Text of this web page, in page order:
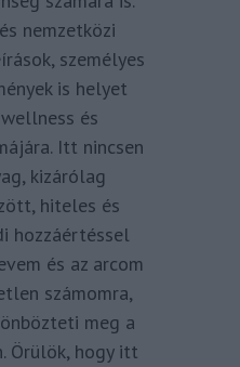
nemzetközi
személyes
is helyet
wellness és
Itt nincsen
kizárólag
hiteles és
hozzáértéssel
és az arcom
számomra,
meg a
Örülök, hogy itt